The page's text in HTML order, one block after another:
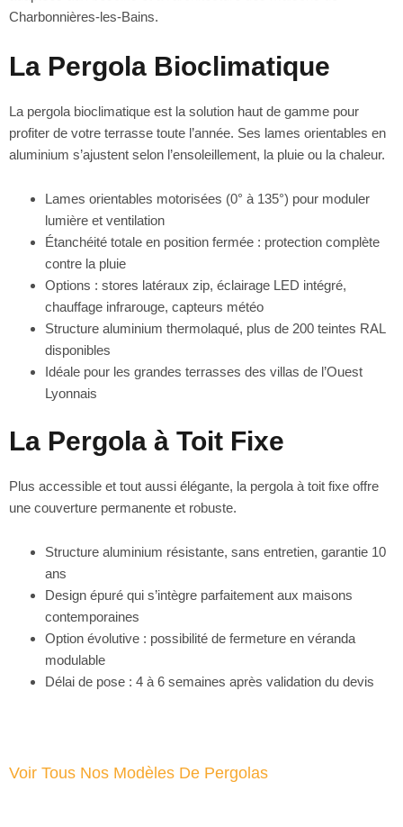
Charbonnières-les-Bains.
La Pergola Bioclimatique
La pergola bioclimatique est la solution haut de gamme pour
profiter de votre terrasse toute l’année. Ses lames orientables en
aluminium s’ajustent selon l’ensoleillement, la pluie ou la chaleur.
Lames orientables motorisées (0° à 135°) pour moduler
lumière et ventilation
Étanchéité totale en position fermée : protection complète
contre la pluie
Options : stores latéraux zip, éclairage LED intégré,
chauffage infrarouge, capteurs météo
Structure aluminium thermolaqué, plus de 200 teintes RAL
disponibles
Idéale pour les grandes terrasses des villas de l’Ouest
Lyonnais
La Pergola à Toit Fixe
Plus accessible et tout aussi élégante, la pergola à toit fixe offre
une couverture permanente et robuste.
Structure aluminium résistante, sans entretien, garantie 10
ans
Design épuré qui s’intègre parfaitement aux maisons
contemporaines
Option évolutive : possibilité de fermeture en véranda
modulable
Délai de pose : 4 à 6 semaines après validation du devis
Voir Tous Nos Modèles De Pergolas